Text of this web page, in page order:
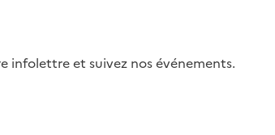
infolettre et suivez nos événements.